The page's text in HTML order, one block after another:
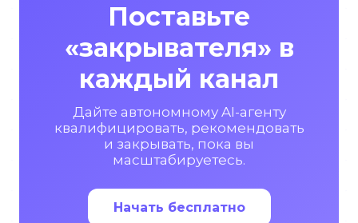
Поставьте
«закрывателя» в
каждый канал
Дайте автономному AI-агенту
квалифицировать, рекомендовать
и закрывать, пока вы
масштабируетесь.
Начать бесплатно